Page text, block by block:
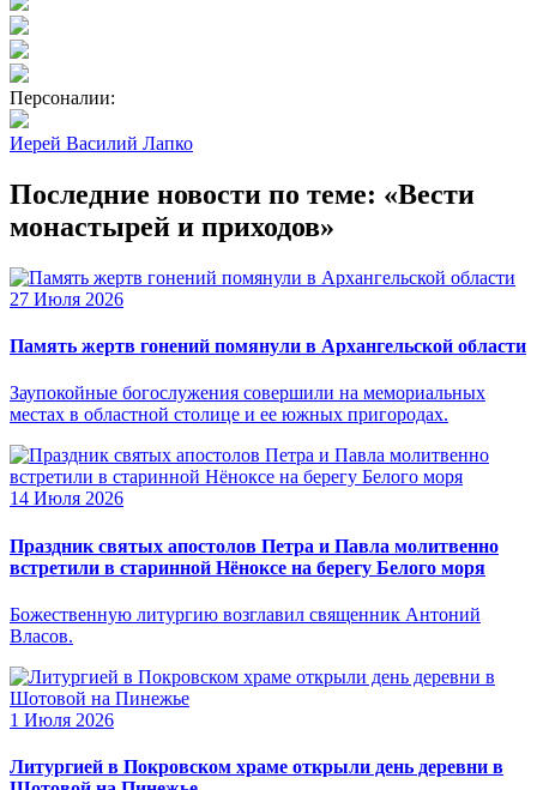
Персоналии:
Иерей Василий Лапко
Последние новости по теме: «Вести
монастырей и приходов»
27 Июля 2026
Память жертв гонений помянули в Архангельской области
Заупокойные богослужения совершили на мемориальных
местах в областной столице и ее южных пригородах.
14 Июля 2026
Праздник святых апостолов Петра и Павла молитвенно
встретили в старинной Нёноксе на берегу Белого моря
Божественную литургию возглавил священник Антоний
Власов.
1 Июля 2026
Литургией в Покровском храме открыли день деревни в